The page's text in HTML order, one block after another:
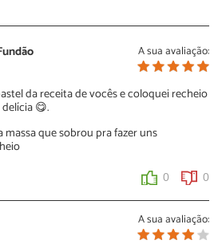
A sua avaliação:
da receita de vocês e coloquei recheio
😋.
massa que sobrou pra fazer uns
0 0
A sua avaliação: